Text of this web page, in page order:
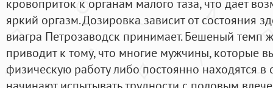
яркий оргазм. Дозировка зависит от состояния
виагра Петрозаводск принимает. Бешеный темп
приводит к тому, что многие мужчины, которые
физическую работу либо постоянно находятся в